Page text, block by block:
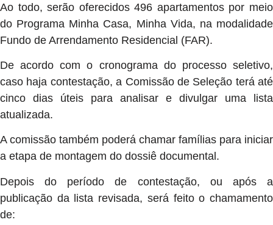
Ao todo, serão oferecidos 496 apartamentos por meio
do Programa Minha Casa, Minha Vida, na modalidade
Fundo de Arrendamento Residencial (FAR).
De acordo com o cronograma do processo seletivo,
caso haja contestação, a Comissão de Seleção terá até
cinco dias úteis para analisar e divulgar uma lista
atualizada.
A comissão também poderá chamar famílias para iniciar
a etapa de montagem do dossiê documental.
Depois do período de contestação, ou após a
publicação da lista revisada, será feito o chamamento
de: